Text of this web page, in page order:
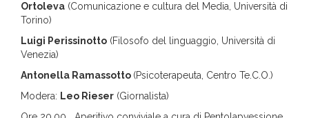
Ortoleva (Comunicazione e cultura del Media, Università di
Torino)
Luigi Perissinotto (Filosofo del linguaggio, Università di
Venezia)
Antonella Ramassotto (Psicoterapeuta, Centro Te.C.O.)
Modera: Leo Rieser (Giornalista)